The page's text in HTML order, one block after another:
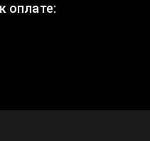
оплате: